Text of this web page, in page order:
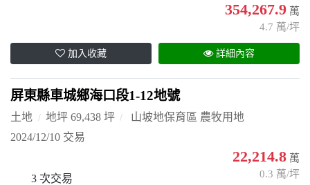
354,267.9 萬
4.7 萬/坪
加入收藏 詳細內容
屏東縣車城鄉海口段1-12地號
土地 地坪 69,438 坪
山坡地保育區 農牧用地
2024/12/10 交易
3 次交易
22,214.8 萬
0.3 萬/坪